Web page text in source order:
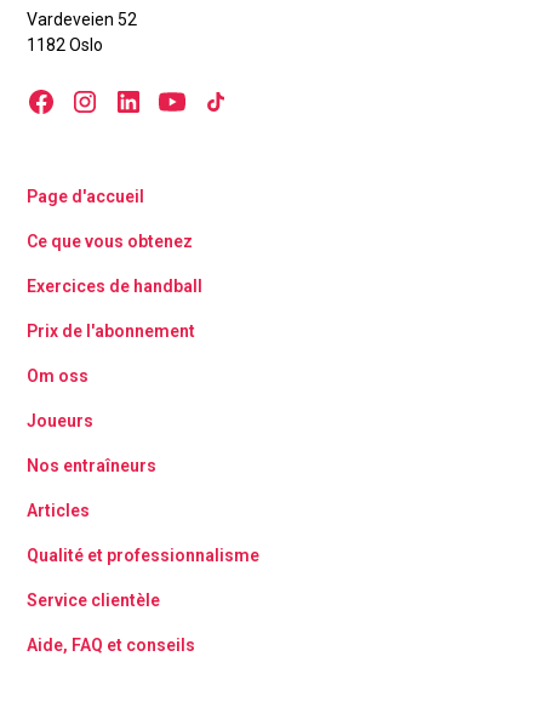
Vardeveien 52
1182 Oslo
Page d'accueil
Ce que vous obtenez
Exercices de handball
Prix de l'abonnement
Om oss
Joueurs
Nos entraîneurs
Articles
Qualité et professionnalisme
Service clientèle
Aide, FAQ et conseils